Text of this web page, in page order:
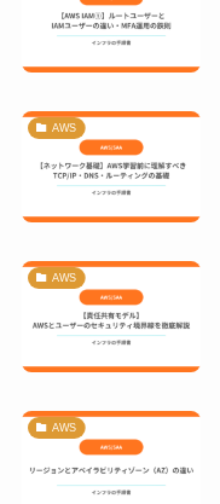
AWS
AWS
AWS